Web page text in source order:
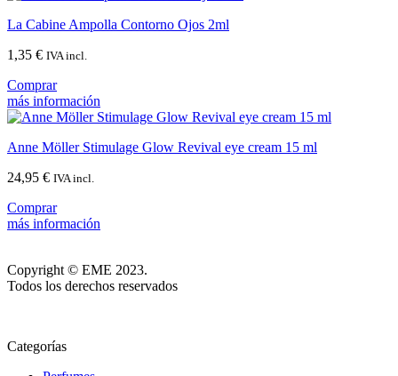
La Cabine Ampolla Contorno Ojos 2ml
1,35 € IVA incl.
Comprar
más información
Anne Möller Stimulage Glow Revival eye cream 15 ml
24,95 € IVA incl.
Comprar
más información
Copyright © EME 2023.
Todos los derechos reservados
Categorías